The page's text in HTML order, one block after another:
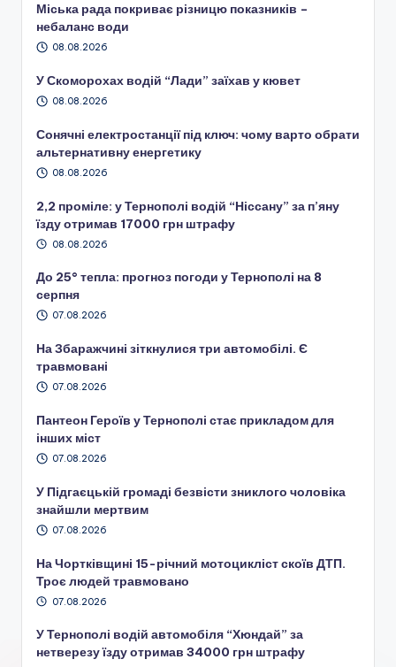
Міська рада покриває різницю показників –
небаланс води
08.08.2026
У Скоморохах водій “Лади” заїхав у кювет
08.08.2026
Сонячні електростанції під ключ: чому варто обрати
альтернативну енергетику
08.08.2026
2,2 проміле: у Тернополі водій “Ніссану” за п’яну
їзду отримав 17000 грн штрафу
08.08.2026
До 25° тепла: прогноз погоди у Тернополі на 8
серпня
07.08.2026
На Збаражчині зіткнулися три автомобілі. Є
травмовані
07.08.2026
Пантеон Героїв у Тернополі стає прикладом для
інших міст
07.08.2026
У Підгаєцькій громаді безвісти зниклого чоловіка
знайшли мертвим
07.08.2026
На Чортківщині 15-річний мотоцикліст скоїв ДТП.
Троє людей травмовано
07.08.2026
У Тернополі водій автомобіля “Хюндай” за
нетверезу їзду отримав 34000 грн штрафу